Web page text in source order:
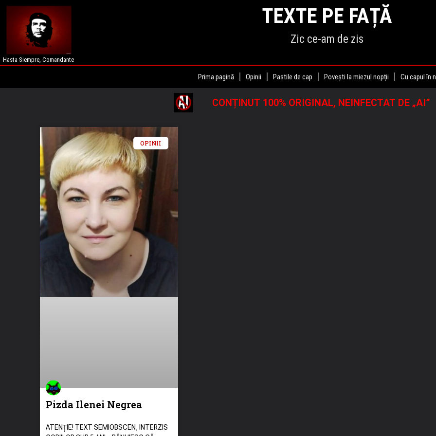
Hasta Siempre, Comandante
TEXTE PE FAȚĂ
Zic ce-am de zis
Prima pagină Opinii Pastile de cap Povești la miezul nopții Cu capul
CONȚINUT 100% ORIGINAL, NEINFECTAT DE „AI”
OPINII
Pizda Ilenei Negrea
ATENȚIE! TEXT SEMIOBSCEN, INTERZIS